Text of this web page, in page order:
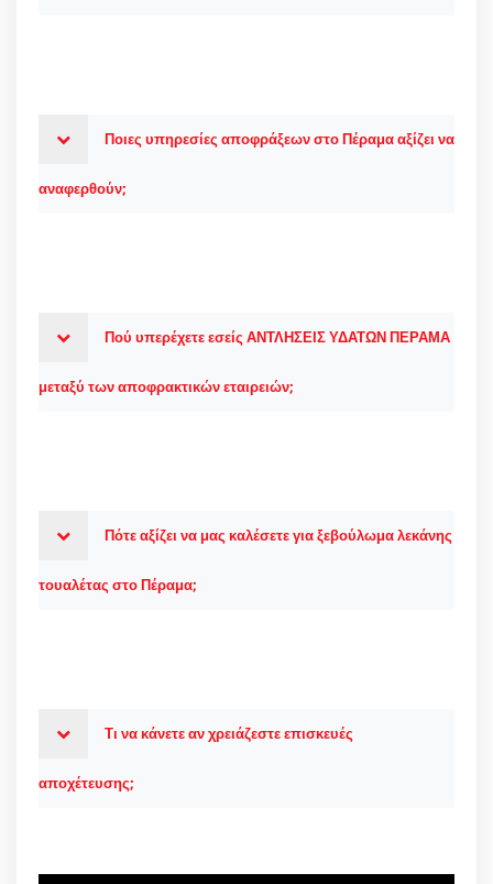
Ποιες υπηρεσίες αποφράξεων στο Πέραμα αξίζει να
αναφερθούν;
Πού υπερέχετε εσείς ΑΝΤΛΗΣΕΙΣ ΥΔΑΤΩΝ ΠΕΡΑΜΑ
μεταξύ των αποφρακτικών εταιρειών;
Πότε αξίζει να μας καλέσετε για ξεβούλωμα λεκάνης
τουαλέτας στο Πέραμα;
Τι να κάνετε αν χρειάζεστε επισκευές
αποχέτευσης;